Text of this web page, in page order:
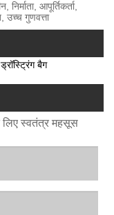
आपूर्तिकर्ता,
गुणवत्ता
बैग
लिए स्वतंत्र महसूस